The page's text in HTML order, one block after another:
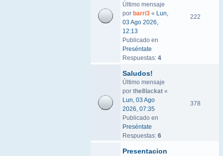
Último mensaje
por barri3 « Lun,
03 Ago 2026,
12:13
Publicado en
Preséntate
Respuestas: 4
222
Saludos!
Último mensaje
por the8lackat «
Lun, 03 Ago
2026, 07:35
Publicado en
Preséntate
Respuestas: 6
378
Presentacion